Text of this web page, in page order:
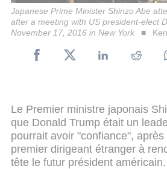
Japanese Prime Minister Shinzo Abe
after a meeting with US president-elect
November 17, 2016 in New York
Le Premier ministre japonais
que Donald Trump était un
pourrait avoir "confiance",
premier dirigeant étranger à
tête le futur président américain.